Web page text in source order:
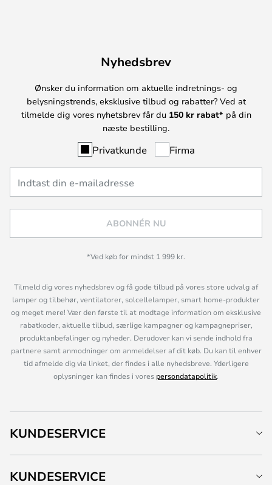
Nyhedsbrev
Ønsker du information om aktuelle indretnings- og
belysningstrends, eksklusive tilbud og rabatter? Ved at
tilmelde dig vores nyhetsbrev får du 150 kr rabat* på din
næste bestilling.
Privatkunde Firma
ABONNÉR NU
*Ved køb for mindst 1 999 kr.
Tilmeld dig vores nyhedsbrev og få gode tilbud på vores store udvalg af
lamper og tilbehør, ventilatorer, solcellelamper, smart home-produkter
og meget mere! Vær den første til at modtage information om eksklusive
rabatkoder, aktuelle tilbud, særlige kampagner og kampagnepriser,
produktanbefalinger og nyheder. Derudover kan vi sende indhold fra
partnere samt anmodninger om anmeldelser af dit køb. Du kan til enhver
tid afmelde dig via linket, der findes i alle nyhedsbreve. Yderligere
oplysninger kan findes i vores persondatapolitik.
KUNDESERVICE
KUNDESERVICE